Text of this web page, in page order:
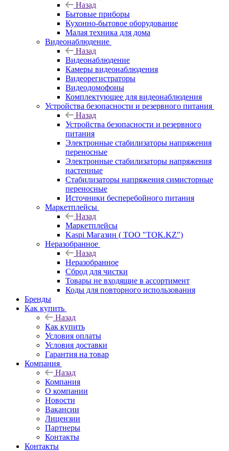
Назад
Бытовые приборы
Кухонно-бытовое оборудование
Малая техника для дома
Видеонаблюдение
Назад
Видеонаблюдение
Камеры видеонаблюдения
Видеорегистраторы
Видеодомофоны
Комплектующее для видеонаблюдения
Устройства безопасности и резервного питания
Назад
Устройства безопасности и резервного
питания
Электронные стабилизаторы напряжения
переносные
Электронные стабилизаторы напряжения
настенные
Стабилизаторы напряжения симисторные
переносные
Источники бесперебойного питания
Маркетплейсы
Назад
Маркетплейсы
Kaspi Магазин ( ТОО "TOK.KZ")
Неразобранное
Назад
Неразобранное
Сброд для чистки
Товары не входящие в ассортимент
Коды для повторного использования
Бренды
Как купить
Назад
Как купить
Условия оплаты
Условия доставки
Гарантия на товар
Компания
Назад
Компания
О компании
Новости
Вакансии
Лицензии
Партнеры
Контакты
Контакты